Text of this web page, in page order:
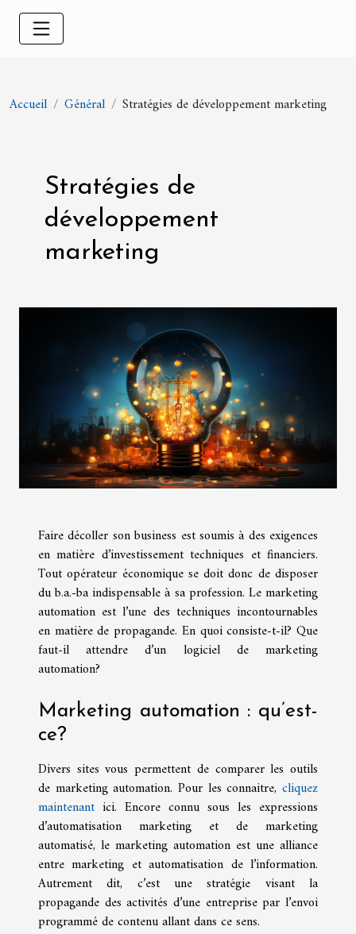
Accueil Général Stratégies de développement marketing
Stratégies de
développement
marketing
Faire décoller son business est soumis à des exigences
en matière d’investissement techniques et financiers.
Tout opérateur économique se doit donc de disposer
du b.a.-ba indispensable à sa profession. Le marketing
automation est l’une des techniques incontournables
en matière de propagande. En quoi consiste-t-il? Que
faut-il attendre d’un logiciel de marketing
automation?
Marketing automation : qu’est-
ce?
Divers sites vous permettent de comparer les outils
de marketing automation. Pour les connaitre, cliquez
maintenant ici. Encore connu sous les expressions
d’automatisation marketing et de marketing
automatisé, le marketing automation est une alliance
entre marketing et automatisation de l’information.
Autrement dit, c’est une stratégie visant la
propagande des activités d’une entreprise par l’envoi
programmé de contenu allant dans ce sens.